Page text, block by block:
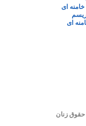
ای
ای
حقوق زنان